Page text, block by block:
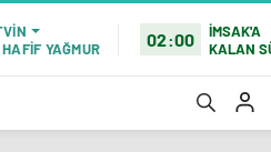
HAFİF YAĞMUR 02:00
İMSAK'A
KALAN